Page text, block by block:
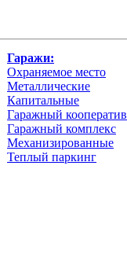
Гаражи:
Охраняемое место
Металлические
Капитальные
Гаражный кооператив
Гаражный комплекс
Механизированные
Теплый паркинг